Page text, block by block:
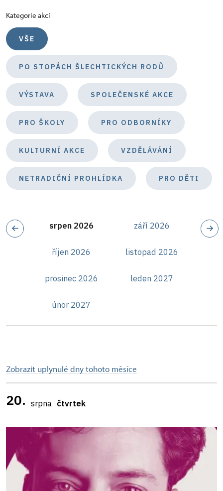
Kategorie akcí
VŠE
PO STOPÁCH ŠLECHTICKÝCH RODŮ
VÝSTAVA SPOLEČENSKÉ AKCE
PRO ŠKOLY PRO ODBORNÍKY
KULTURNÍ AKCE VZDĚLÁVÁNÍ
NETRADIČNÍ PROHLÍDKA PRO DĚTI
srpen 2026 září 2026
říjen 2026 listopad 2026
prosinec 2026 leden 2027
únor 2027
Zobrazit uplynulé dny tohoto měsíce
20. srpna čtvrtek